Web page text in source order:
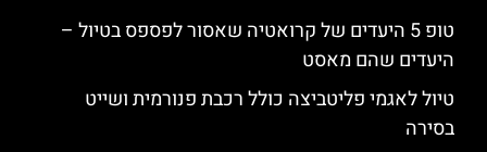
טופ 5 היעדים של קרואטיה שאסור לפספס בטיול –
היעדים שהם מאסט
טיול לאגמי פליטביצה כולל רכבת פנורמית ושייט
בסירה